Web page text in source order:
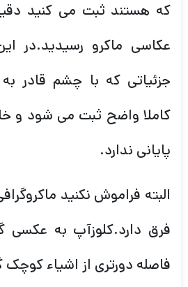
که هستند ثبت می کنید
عکاسی ماکرو رسیدید.در
جزئیاتی که با چشم قادر
کاملا واضح ثبت می شود و
پایانی ندارد.
البته فراموش نکنید
فرق دارد.کلوزآپ به عکسی
فاصله دورتری از اشیاء